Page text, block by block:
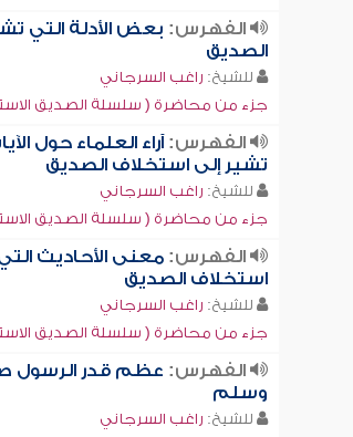
الفهرس: بعض الأدلة التي
الصديق
للشيخ: راغب السرجاني
جزء من محاضرة ( سلسلة الصديق
الفهرس:آراء العلماء حول
تشير إلى استخلاف الصديق
للشيخ: راغب السرجاني
جزء من محاضرة ( سلسلة الصديق
الفهرس:معنى الأحاديث
استخلاف الصديق
للشيخ: راغب السرجاني
جزء من محاضرة ( سلسلة الصديق
الفهرس: عظم قدر الرسول
وسلم
للشيخ: راغب السرجاني